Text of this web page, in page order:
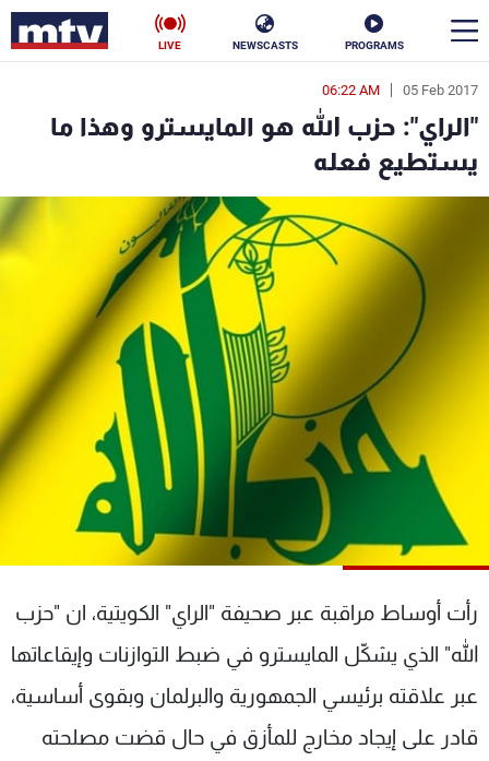
PROGRAMS
NEWSCASTS
LIVE
05 Feb 2017
06:22 AM
"الراي": حزب الله هو المايسترو وهذا ما
يستطيع فعله
رأت أوساط مراقبة عبر صحيفة "الراي" الكويتية، ان "حزب
الله" الذي يشكّل المايسترو في ضبط التوازنات وإيقاعاتها
عبر علاقته برئيسي الجمهورية والبرلمان وبقوى أساسية،
قادر على إيجاد مخارج للمأزق في حال قضت مصلحته
en
الأخبار
سياسة ناس
فن
منوعات رياضة
كأس العالم
البرامج
جدول البرامج
شاهد البرامج
الترددات
عن MTV
الإنـتـاج
لاعلاناتكم
وظائف
شروط الإسـتخدام